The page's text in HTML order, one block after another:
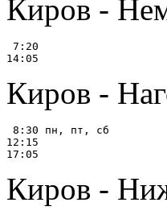
Киров -
7:20
Киров -
8:30 пн, пт, сб
12:15
Киров -